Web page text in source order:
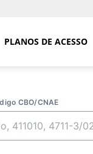
PLANOS DE ACESSO
CBO/CNAE